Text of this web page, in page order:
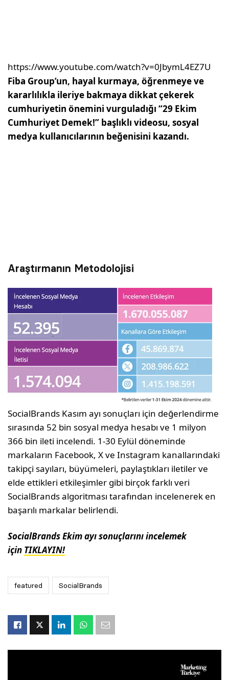
https://www.youtube.com/watch?v=0JbymL4EZ7U
Fiba Group’un, hayal kurmaya, öğrenmeye ve
kararlılıkla ileriye bakmaya dikkat çekerek
cumhuriyetin önemini vurguladığı “29 Ekim
Cumhuriyet Demek!” başlıklı videosu, sosyal
medya kullanıcılarının beğenisini kazandı.
Araştırmanın Metodolojisi
SocialBrands Kasım ayı sonuçları için değerlendirme
sırasında 52 bin sosyal medya hesabı ve 1 milyon
366 bin ileti incelendi. 1-30 Eylül döneminde
markaların Facebook, X ve Instagram kanallarındaki
takipçi sayıları, büyümeleri, paylaştıkları iletiler ve
elde ettikleri etkileşimler gibi birçok farklı veri
SocialBrands algoritması tarafından incelenerek en
başarılı markalar belirlendi.
SocialBrands Ekim ayı sonuçlarını incelemek
için TIKLAYIN!
featured SocialBrands